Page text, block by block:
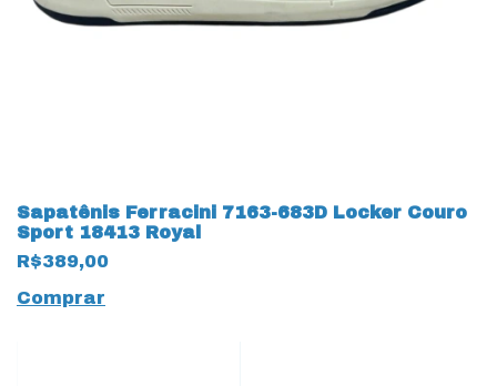
Sapatênis Ferracini 7163-683D Locker Couro
Sport 18413 Royal
R$389,00
Comprar